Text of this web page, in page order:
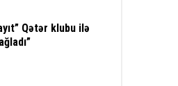
Qətər klubu ilə